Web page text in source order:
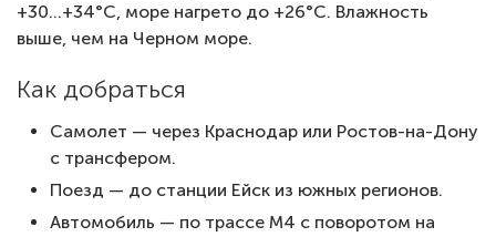
+30…+34°C, море нагрето до +26°C. Влажность
выше, чем на Черном море.
Как добраться
Самолет — через Краснодар или Ростов-на-Дону
с трансфером.
Поезд — до станции Ейск из южных регионов.
Автомобиль — по трассе М4 с поворотом на